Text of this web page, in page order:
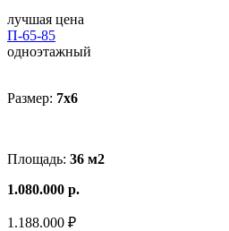
лучшая цена
П-65-85
одноэтажный
Размер: 7x6
Площадь: 36 м2
1.080.000 р.
1.188.000 ₽